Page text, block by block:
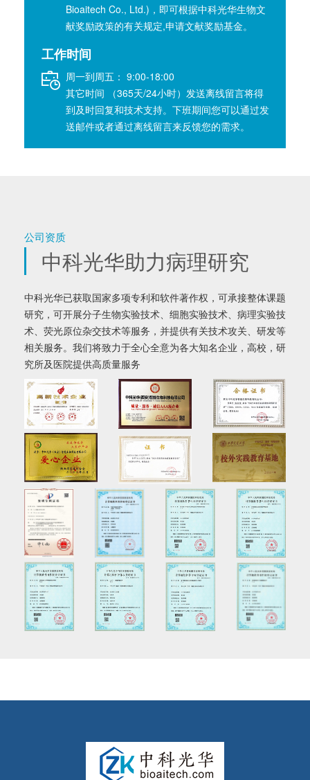
Bioaitech Co., Ltd.)，即可根据中科光华生物文
献奖励政策的有关规定,申请文献奖励基金。
工作时间
周一到周五： 9:00-18:00
其它时间 （365天/24小时）发送离线留言将得
到及时回复和技术支持。下班期间您可以通过发
送邮件或者通过离线留言来反馈您的需求。
公司资质
中科光华助力病理研究
中科光华已获取国家多项专利和软件著作权，可承接整体课题
研究，可开展分子生物实验技术、细胞实验技术、病理实验技
术、荧光原位杂交技术等服务，并提供有关技术攻关、研发等
相关服务。我们将致力于全心全意为各大知名企业，高校，研
究所及医院提供高质量服务